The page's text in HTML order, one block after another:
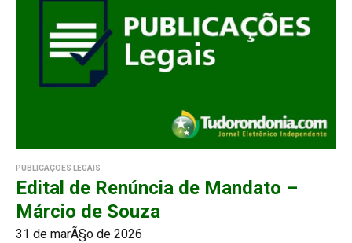
PUBLICAÇÕES LEGAIS
Edital de Renúncia de Mandato –
Márcio de Souza
31 de marÃ§o de 2026